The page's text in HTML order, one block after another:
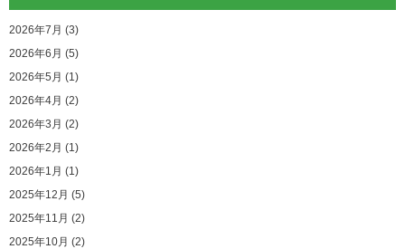
2026年7月 (3)
2026年6月 (5)
2026年5月 (1)
2026年4月 (2)
2026年3月 (2)
2026年2月 (1)
2026年1月 (1)
2025年12月 (5)
2025年11月 (2)
2025年10月 (2)